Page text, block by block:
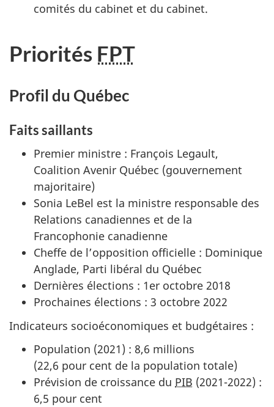
comités du cabinet et du cabinet.
Priorités FPT
Profil du Québec
Faits saillants
Premier ministre : François Legault,
Coalition Avenir Québec (gouvernement
majoritaire)
Sonia LeBel est la ministre responsable des
Relations canadiennes et de la
Francophonie canadienne
Cheffe de l’opposition officielle : Dominique
Anglade, Parti libéral du Québec
Dernières élections : 1er octobre 2018
Prochaines élections : 3 octobre 2022
Indicateurs socioéconomiques et budgétaires :
Population (2021) : 8,6 millions
(22,6 pour cent de la population totale)
Prévision de croissance du PIB (2021-2022) :
6,5 pour cent